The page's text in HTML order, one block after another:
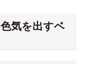
気を出すベ